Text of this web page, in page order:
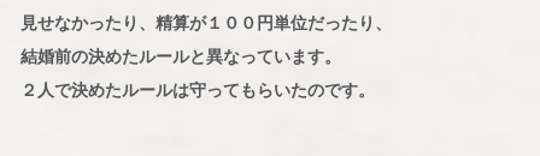
見せなかったり、精算が１００円単位だったり、
結婚前の決めたルールと異なっています。
２人で決めたルールは守ってもらいたのです。